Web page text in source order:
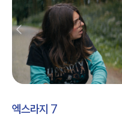
엑스라지 7